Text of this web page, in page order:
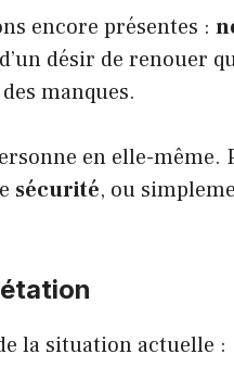
encore présentes :
désir de renouer
manques.
en elle-même.
sécurité, ou
la situation actuelle :